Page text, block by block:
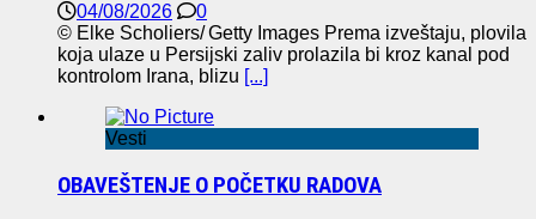
04/08/2026
0
© Elke Scholiers/ Getty Images Prema izveštaju, plovila
koja ulaze u Persijski zaliv prolazila bi kroz kanal pod
kontrolom Irana, blizu [...]
Vesti
OBAVEŠTENJE O POČETKU RADOVA